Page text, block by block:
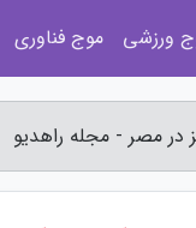
مصر - مجله راهدیو
ورزشی موج فناوری